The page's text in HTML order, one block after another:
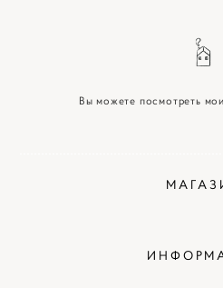
Вы можете посмотреть